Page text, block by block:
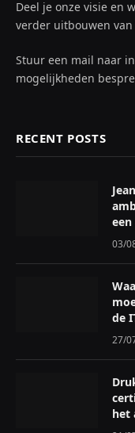
Deel je onze visie en
verder uitbouwen van
Stuur een mail naar
mogelijkheden
RECENT POSTS
een
03/
de
27/
het